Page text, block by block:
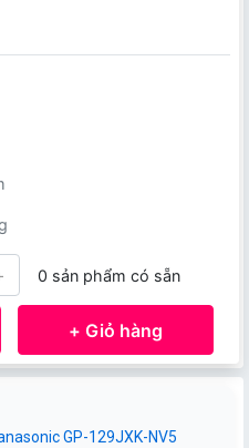
0 sản phẩm có sẵn
+ Giỏ hàng
GP-129JXK-NV5